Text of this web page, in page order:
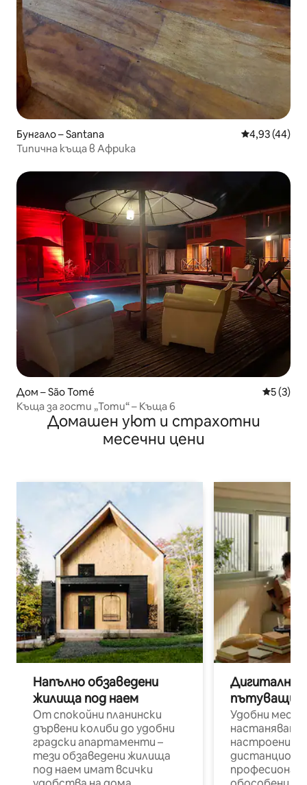
Бунгало – Santana Средна
4,93 (44)
Типична къща в Африка
Дом – São Tomé Средна
5 (3)
Къща за гости „Тоти“ – Къща 6
Домашен уют и страхотни
месечни цени
Напълно обзаведени
жилища под наем
От спокойни планински
дървени колиби до удобни
градски апартаменти –
тези обзаведени жилища
под наем имат всички
Дигитални
пътуващи
Удобни
настаняване
настроени и